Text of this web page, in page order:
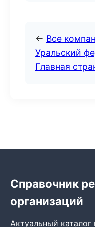
← Все
Уральский
Главная
Справочник
организаций
Актуальный